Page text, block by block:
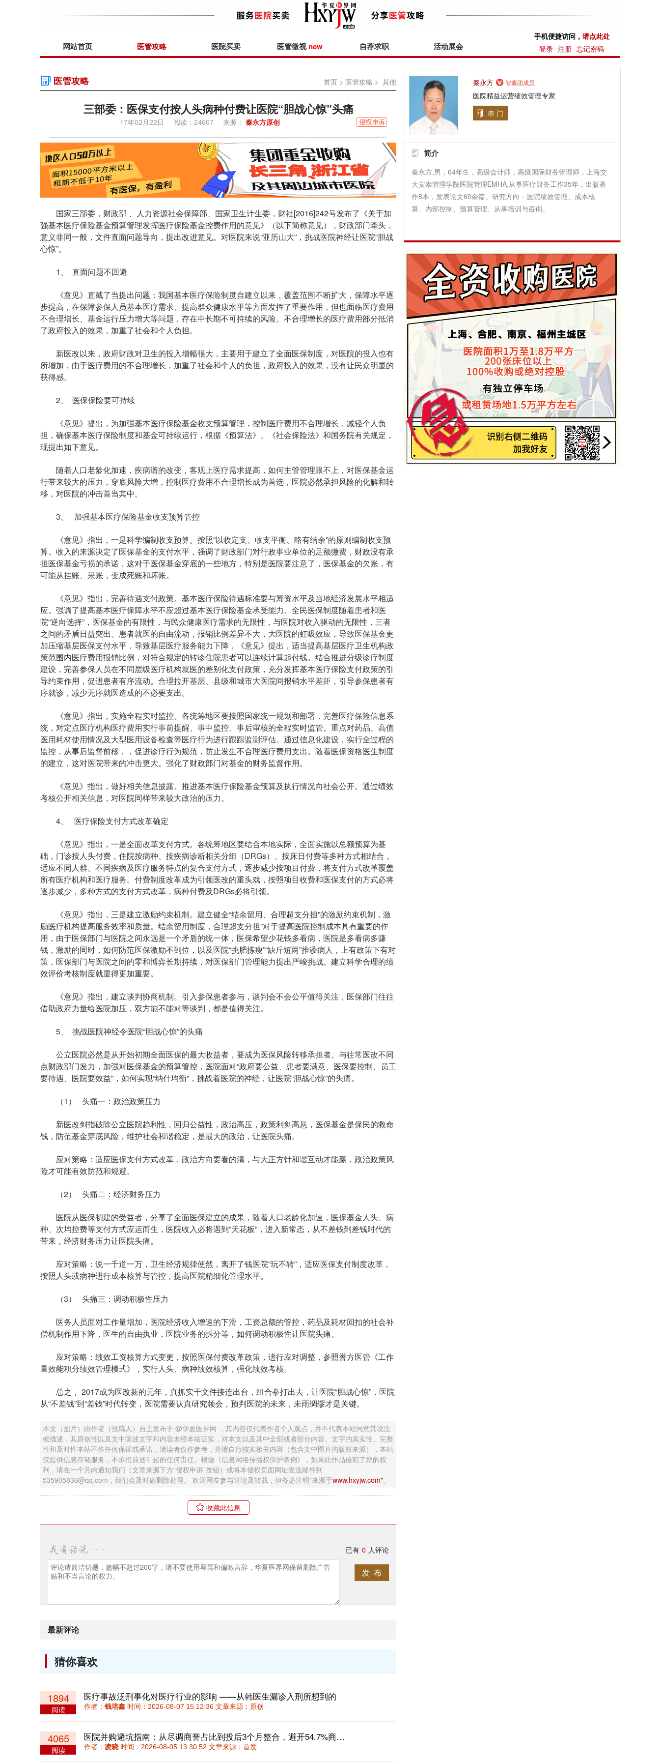
网站首页 医管攻略 医院买卖 医管微视new 自荐求职 活动展会
手机便捷访问， 请点此处
登录 注册 忘记密码
医管攻略 首页 > 医管攻略 > 其他
三部委：医保支付按人头病种付费让医院“胆战心惊”头痛
17年02月22日 阅读：24607 来源： 秦永方原创
国家三部委，财政部 、人力资源社会保障部、国家卫生计生委，财社[2016]242号发布了《关于加
强基本医疗保险基金预算管理发挥医疗保险基金控费作用的意见》（以下简称意见），财政部门牵头，
意义非同一般，文件直面问题导向，提出改进意见。对医院来说“亚历山大”，挑战医院神经让医院“胆战
心惊”。
1、 直面问题不回避
《意见》直截了当提出问题：我国基本医疗保险制度自建立以来，覆盖范围不断扩大，保障水平逐
步提高，在保障参保人员基本医疗需求、提高群众健康水平等方面发挥了重要作用，但也面临医疗费用
不合理增长、基金运行压力增大等问题，存在中长期不可持续的风险。不合理增长的医疗费用部分抵消
了政府投入的效果，加重了社会和个人负担。
新医改以来，政府财政对卫生的投入增幅很大，主要用于建立了全面医保制度，对医院的投入也有
所增加，由于医疗费用的不合理增长，加重了社会和个人的负担，政府投入的效果，没有让民众明显的
获得感。
2、 医保保险要可持续
《意见》提出，为加强基本医疗保险基金收支预算管理，控制医疗费用不合理增长，减轻个人负
担，确保基本医疗保险制度和基金可持续运行，根据《预算法》、《社会保险法》和国务院有关规定，
现提出如下意见。
随着人口老龄化加速，疾病谱的改变，客观上医疗需求提高，如何主管管理跟不上，对医保基金运
行带来较大的压力，穿底风险大增，控制医疗费用不合理增长成为首选，医院必然承担风险的化解和转
移，对医院的冲击首当其中。
3、 加强基本医疗保险基金收支预算管控
《意见》指出，一是科学编制收支预算。按照“以收定支、收支平衡、略有结余”的原则编制收支预
算。收入的来源决定了医保基金的支付水平，强调了财政部门对行政事业单位的足额缴费，财政没有承
担医保基金亏损的承诺，这对于医保基金穿底的一些地方，特别是医院要注意了，医保基金的欠账，有
可能从挂账、呆账，变成死账和坏账。
《意见》指出，完善待遇支付政策。基本医疗保险待遇标准要与筹资水平及当地经济发展水平相适
应。强调了提高基本医疗保障水平不应超过基本医疗保险基金承受能力。全民医保制度随着患者和医
院“逆向选择”，医保基金的有限性，与民众健康医疗需求的无限性，与医院对收入驱动的无限性，三者
之间的矛盾日益突出。患者就医的自由流动，报销比例差异不大，大医院的虹吸效应，导致医保基金更
加压缩基层医保支付水平，导致基层医疗服务能力下降，《意见》提出，适当提高基层医疗卫生机构政
策范围内医疗费用报销比例，对符合规定的转诊住院患者可以连续计算起付线。结合推进分级诊疗制度
建设，完善参保人员在不同层级医疗机构就医的差别化支付政策，充分发挥基本医疗保险支付政策的引
导约束作用，促进患者有序流动。合理拉开基层、县级和城市大医院间报销水平差距，引导参保患者有
序就诊，减少无序就医造成的不必要支出。
《意见》指出，实施全程实时监控。各统筹地区要按照国家统一规划和部署，完善医疗保险信息系
统，对定点医疗机构医疗费用实行事前提醒、事中监控、事后审核的全程实时监管。重点对药品、高值
医用耗材使用情况及大型医用设备检查等医疗行为进行跟踪监测评估。通过信息化建设，实行全过程的
监控，从事后监督前移，，促进诊疗行为规范，防止发生不合理医疗费用支出。随着医保资格医生制度
的建立，这对医院带来的冲击更大。强化了财政部门对基金的财务监督作用。
《意见》指出，做好相关信息披露。推进基本医疗保险基金预算及执行情况向社会公开。通过绩效
考核公开相关信息，对医院同样带来较大政治的压力。
4、 医疗保险支付方式改革确定
《意见》指出，一是全面改革支付方式。各统筹地区要结合本地实际，全面实施以总额预算为基
础，门诊按人头付费，住院按病种、按疾病诊断相关分组（DRGs）、按床日付费等多种方式相结合，
适应不同人群、不同疾病及医疗服务特点的复合支付方式，逐步减少按项目付费，将支付方式改革覆盖
所有医疗机构和医疗服务。付费制度改革成为引领医改的重头戏，按照项目收费和医保支付的方式必将
逐步减少，多种方式的支付方式改革，病种付费及DRGs必将引领。
《意见》指出，三是建立激励约束机制。建立健全“结余留用、合理超支分担”的激励约束机制，激
励医疗机构提高服务效率和质量。结余留用制度，合理超支分担”对于提高医院控制成本具有重要的作
用，由于医保部门与医院之间永远是一个矛盾的统一体，医保希望少花钱多看病，医院是多看病多赚
钱，激励的同时，如何防范医保激励不到位，以及医院“挑肥拣瘦”“缺斤短两”推诿病人，上有政策下有对
策，医保部门与医院之间的零和博弈长期持续，对医保部门管理能力提出严峻挑战。建立科学合理的绩
效评价考核制度就显得更加重要。
《意见》指出，建立谈判协商机制。引入参保患者参与，谈判会不会公平值得关注，医保部门往往
借助政府力量给医院加压，双方能不能对等谈判，都是值得关注。
5、 挑战医院神经令医院“胆战心惊”的头痛
公立医院必然是从开始初期全面医保的最大收益者，要成为医保风险转移承担者。与往常医改不同
点财政部门发力，加强对医保基金的预算管控，医院面对“政府要公益、患者要满意、医保要控制、员工
要待遇、医院要效益”，如何实现“纳什均衡”，挑战着医院的神经，让医院“胆战心惊”的头痛。
（1） 头痛一：政治政策压力
新医改剑指破除公立医院趋利性，回归公益性，政治高压，政策利剑高悬，医保基金是保民的救命
钱，防范基金穿底风险，维护社会和谐稳定，是最大的政治，让医院头痛。
应对策略：适应医保支付方式改革，政治方向要看的清，与大正方针和谐互动才能赢，政治政策风
险才可能有效防范和规避。
（2） 头痛二：经济财务压力
医院从医保初建的受益者，分享了全面医保建立的成果，随着人口老龄化加速，医保基金人头、病
种、次均控费等支付方式应运而生，医院收入必将遇到“天花板”，进入新常态，从不差钱到差钱时代的
带来，经济财务压力让医院头痛。
应对策略：说一千道一万，卫生经济规律使然，离开了钱医院“玩不转”，适应医保支付制度改革，
按照人头或病种进行成本核算与管控，提高医院精细化管理水平。
（3） 头痛三：调动积极性压力
医务人员面对工作量增加，医院经济收入增速的下滑，工资总额的管控，药品及耗材回扣的社会补
偿机制作用下降，医生的自由执业，医院业务的拆分等，如何调动积极性让医院头痛。
应对策略：绩效工资核算方式变更，按照医保付费改革政策，进行应对调整，参照誉方医管《工作
量效能积分绩效管理模式》，实行人头、病种绩效核算，强化绩效考核。
总之， 2017成为医改新的元年，真抓实干文件接连出台，组合拳打出去，让医院“胆战心惊”，医院
从“不差钱”到“差钱”时代转变，医院需要认真研究领会，预判医院的未来，未雨绸缪才是关键。
本文（图片）由作者（投稿人）自主发布于 @华夏医界网 ，其内容仅代表作者个人观点，并不代表本站同意其说法
或描述，其原创性以及文中陈述文字和内容未经本站证实，对本文以及其中全部或者部分内容、文字的真实性、完整
性和及时性本站不作任何保证或承诺，请读者仅作参考，并请自行核实相关内容（包含文中图片的版权来源），本站
仅提供信息存储服务，不承担前述引起的任何责任。根据《信息网络传播权保护条例》，如果此作品侵犯了您的权
利，请在一个月内通知我们（文章来源下方“侵权申诉”按钮）或将本侵权页面网址发送邮件到
535905836@qq.com，我们会及时做删除处理。 欢迎网友参与讨论及转载，但务必注明"来源于www.hxyjw.com"。
收藏此信息
已有 0 人评论
发 布
最新评论
猜你喜欢
1894
阅读
医疗事故泛刑事化对医疗行业的影响 ——从韩医生漏诊入刑所想到的
作者： 钱培鑫 时间：2026-08-07 15:12:36 文章来源：原创
4065
阅读
医院并购避坑指南：从尽调商誉占比到投后3个月整合，避开54.7%商誉减值雷区的实操清单
作者： 凌晓时间：2026-08-05 13:30:52 文章来源：首发
秦永方 智囊团成员
医院精益运营绩效管理专家
串 门
简介
秦永方,男，64年生，高级会计师，高级国际财务管理师，上海交
大安泰管理学院医院管理EMHA,从事医疗财务工作35年，出版著
作8本，发表论文60余篇。研究方向：医院绩效管理、成本核
算、内部控制、预算管理、从事培训与咨询。